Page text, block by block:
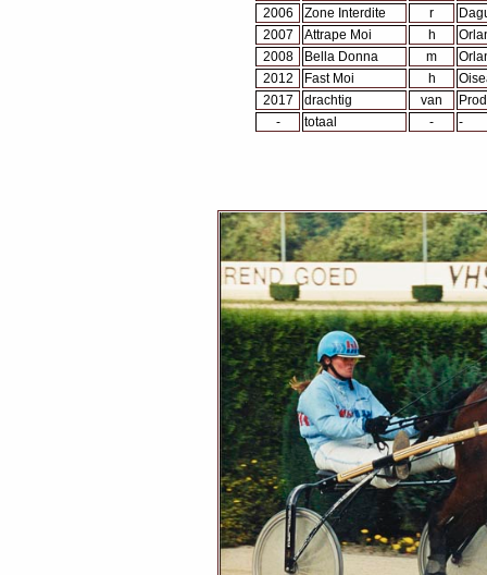
2006
Zone Interdite r
2007
Attrape Moi h
2008
Bella Donna m
2012
Fast Moi h
2017
drachtig van
-
totaal - -